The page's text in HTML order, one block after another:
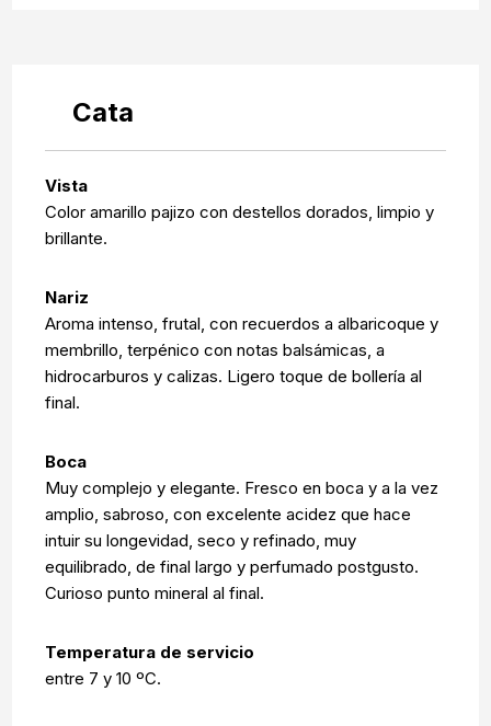
Cata
Vista
Color amarillo pajizo con destellos dorados, limpio y
brillante.
Nariz
Aroma intenso, frutal, con recuerdos a albaricoque y
membrillo, terpénico con notas balsámicas, a
hidrocarburos y calizas. Ligero toque de bollería al
final.
Boca
Muy complejo y elegante. Fresco en boca y a la vez
amplio, sabroso, con excelente acidez que hace
intuir su longevidad, seco y refinado, muy
equilibrado, de final largo y perfumado postgusto.
Curioso punto mineral al final.
Temperatura de servicio
entre 7 y 10 ºC.